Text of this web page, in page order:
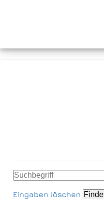
Eingaben löschen